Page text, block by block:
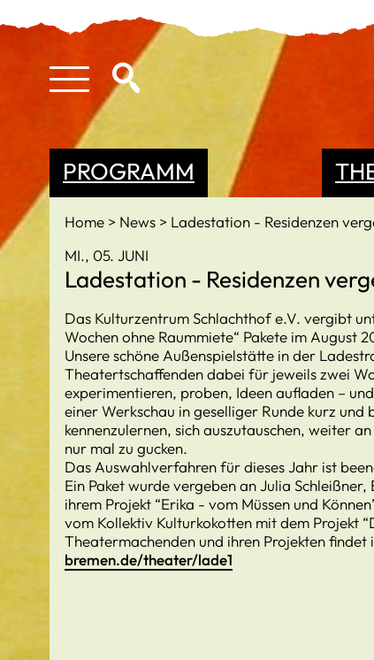
PROGRAMM
Home News
Ladestation - Residenzen
MI., 05. JUNI
Ladestation - Residenzen
Das Kulturzentrum Schlachthof e.V. vergibt
Wochen ohne Raummiete“ Pakete im August
Unsere schöne Außenspielstätte in der
Theatertschaffenden dabei für jeweils zwei
experimentieren, proben, Ideen aufladen –
einer Werkschau in geselliger Runde kurz
kennenzulernen, sich auszutauschen, weiter
nur mal zu gucken.
Das Auswahlverfahren für dieses Jahr ist
Ein Paket wurde vergeben an Julia
ihrem Projekt “Erika - vom Müssen und
vom Kollektiv Kulturkokotten mit dem Projekt
Theatermachenden und ihren Projekten findet
bremen.de/theater/lade1